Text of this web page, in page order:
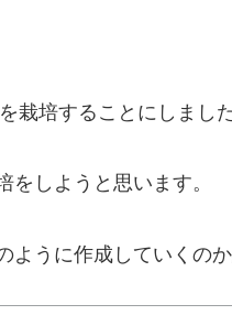
栽培することにしました
しようと思います。
うに作成していくの